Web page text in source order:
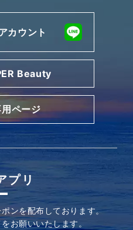
カウント
Beauty
ページ
プリ
ンを配布しております。
お願いいたします。